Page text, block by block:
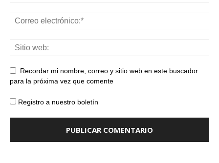
Recordar mi nombre, correo y sitio web en este buscador
para la próxima vez que comente
Registro a nuestro boletín